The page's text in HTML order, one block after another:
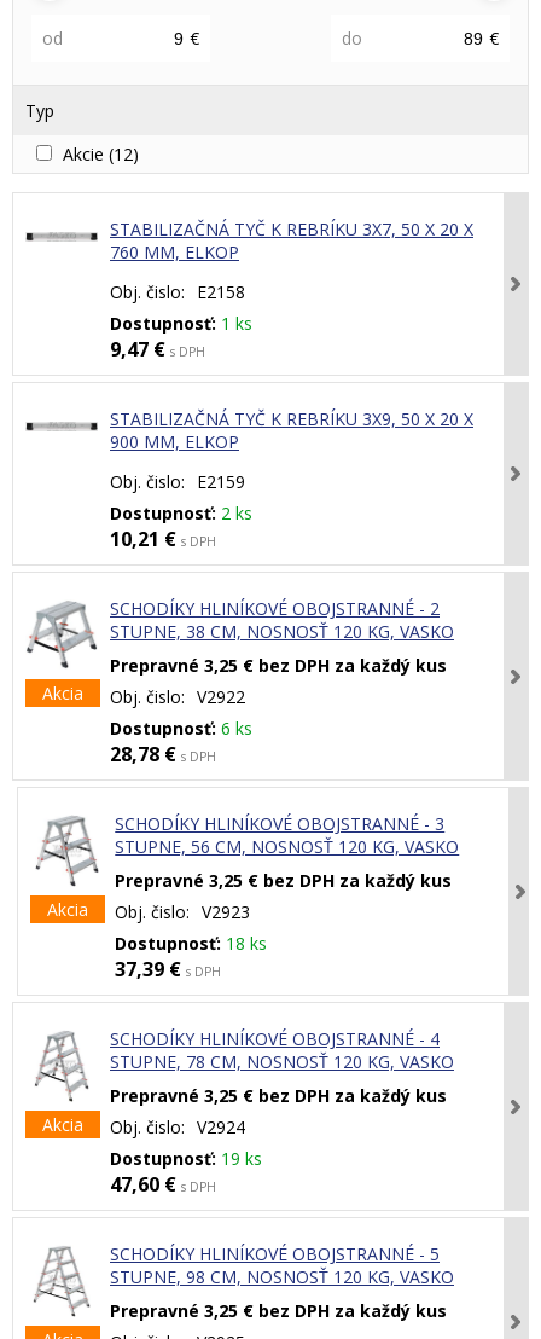
od € do €
Typ
Akcie (12)
STABILIZAČNÁ TYČ K REBRÍKU 3X7, 50 X 20 X
760 MM, ELKOP
Obj. čislo:
E2158
Dostupnosť: 1 ks
9,47 € s DPH
STABILIZAČNÁ TYČ K REBRÍKU 3X9, 50 X 20 X
900 MM, ELKOP
Obj. čislo:
E2159
Dostupnosť: 2 ks
10,21 € s DPH
Akcia
SCHODÍKY HLINÍKOVÉ OBOJSTRANNÉ - 2
STUPNE, 38 CM, NOSNOSŤ 120 KG, VASKO
Prepravné 3,25 € bez DPH za každý kus
Obj. čislo: V2922
Dostupnosť: 6 ks
28,78 € s DPH
Akcia
SCHODÍKY HLINÍKOVÉ OBOJSTRANNÉ - 3
STUPNE, 56 CM, NOSNOSŤ 120 KG, VASKO
Prepravné 3,25 € bez DPH za každý kus
Obj. čislo: V2923
Dostupnosť: 18 ks
37,39 € s DPH
Akcia
SCHODÍKY HLINÍKOVÉ OBOJSTRANNÉ - 4
STUPNE, 78 CM, NOSNOSŤ 120 KG, VASKO
Prepravné 3,25 € bez DPH za každý kus
Obj. čislo: V2924
Dostupnosť: 19 ks
47,60 € s DPH
SCHODÍKY HLINÍKOVÉ OBOJSTRANNÉ - 5
STUPNE, 98 CM, NOSNOSŤ 120 KG, VASKO
Prepravné 3,25 € bez DPH za každý kus